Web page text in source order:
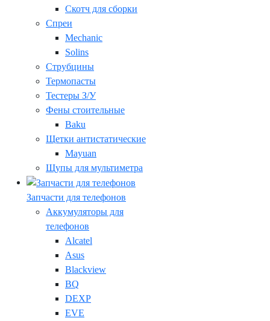
Скотч для сборки
Спреи
Mechanic
Solins
Струбцины
Термопасты
Тестеры З/У
Фены стоительные
Baku
Щетки антистатические
Mayuan
Щупы для мультиметра
Запчасти для телефонов
Аккумуляторы для
телефонов
Alcatel
Asus
Blackview
BQ
DEXP
EVE